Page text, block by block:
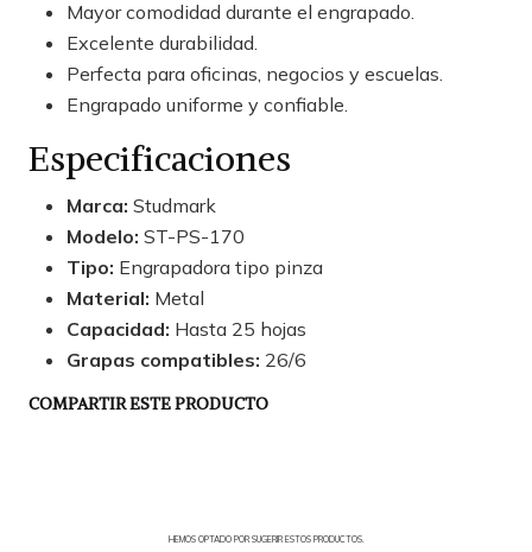
Mayor comodidad durante el engrapado.
Excelente durabilidad.
Perfecta para oficinas, negocios y escuelas.
Engrapado uniforme y confiable.
Especificaciones
Marca: Studmark
Modelo: ST-PS-170
Tipo: Engrapadora tipo pinza
Material: Metal
Capacidad: Hasta 25 hojas
Grapas compatibles: 26/6
COMPARTIR ESTE PRODUCTO
HEMOS OPTADO POR SUGERIR ESTOS PRODUCTOS.